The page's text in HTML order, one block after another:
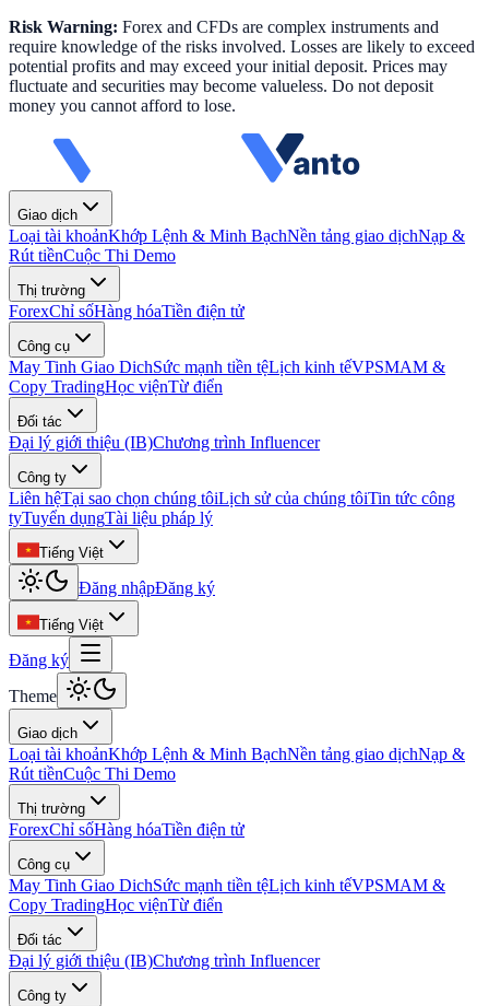
Risk Warning: Forex and CFDs are complex instruments and
require knowledge of the risks involved. Losses are likely to exceed
potential profits and may exceed your initial deposit. Prices may
fluctuate and securities may become valueless. Do not deposit
money you cannot afford to lose.
Giao dịch
Loại tài khoảnKhớp Lệnh & Minh BạchNền tảng giao dịchNạp &
Rút tiềnCuộc Thi Demo
Thị trường
ForexChỉ sốHàng hóaTiền điện tử
Công cụ
May Tinh Giao DichSức mạnh tiền tệLịch kinh tếVPSMAM &
Copy TradingHọc việnTừ điển
Đối tác
Đại lý giới thiệu (IB)Chương trình Influencer
Công ty
Liên hệTại sao chọn chúng tôiLịch sử của chúng tôiTin tức công
tyTuyển dụngTài liệu pháp lý
Tiếng Việt
Đăng nhậpĐăng ký
Tiếng Việt
Đăng ký
Theme
Giao dịch
Loại tài khoảnKhớp Lệnh & Minh BạchNền tảng giao dịchNạp &
Rút tiềnCuộc Thi Demo
Thị trường
ForexChỉ sốHàng hóaTiền điện tử
Công cụ
May Tinh Giao DichSức mạnh tiền tệLịch kinh tếVPSMAM &
Copy TradingHọc việnTừ điển
Đối tác
Đại lý giới thiệu (IB)Chương trình Influencer
Công ty